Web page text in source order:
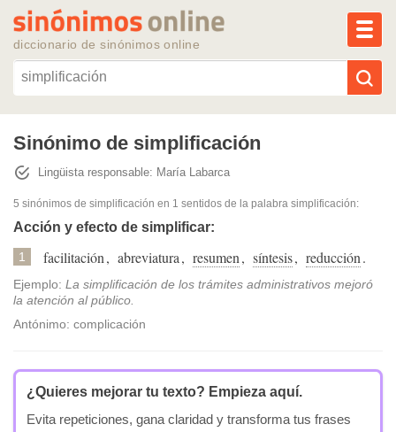
diccionario de sinónimos online
Reescribir texto con IA
Sinónimos populares
Temas populares
Temas recientes
Sinónimo de simplificación
Lingüista responsable: María Labarca
5 sinónimos de simplificación en 1 sentidos de la palabra simplificación:
Acción y efecto de simplificar:
1 facilitación, abreviatura, resumen, síntesis, reducción.
Ejemplo: La simplificación de los trámites administrativos mejoró
la atención al público.
Antónimo: complicación
¿Quieres mejorar tu texto? Empieza aquí.
Evita repeticiones, gana claridad y transforma tus frases